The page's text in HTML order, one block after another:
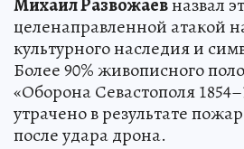
Михаил Развожаевназвал
целенаправленной атакой
культурного наследия и
Более 90% живописного
«Оборона Севастополя
утрачено в результате
после удара дрона.